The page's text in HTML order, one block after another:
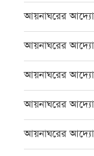
আয়নাঘরের
আয়নাঘরের
আয়নাঘরের
আয়নাঘরের
আয়নাঘরের